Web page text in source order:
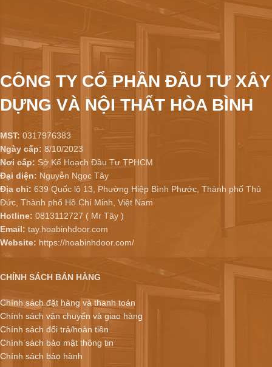
CÔNG TY CỔ PHẦN ĐẦU TƯ XÂY
DỰNG VÀ NỘI THẤT HÒA BÌNH
MST: 0317976383
Ngày cấp: 8/10/2023
Nơi cấp: Sở Kế Hoạch Đầu Tư TPHCM
Đại diện: Nguyễn Ngọc Tây
Địa chỉ: 639 Quốc lộ 13, Phường Hiệp Bình Phước, Thành phố Thủ
Đức, Thành phố Hồ Chí Minh, Việt Nam
Hotline: 0813112727 ( Mr Tây )
Email: tay.hoabinhdoor.com
Website: https://hoabinhdoor.com/
CHÍNH SÁCH BÁN HÀNG
Chính sách đặt hàng và thanh toán
Chính sách vận chuyển và giao hàng
Chính sách đổi trả/hoàn tiền
Chính sách bảo mật thông tin
Chính sách bảo hành